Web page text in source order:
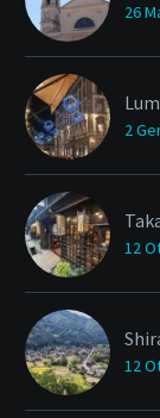
26
2
12
12